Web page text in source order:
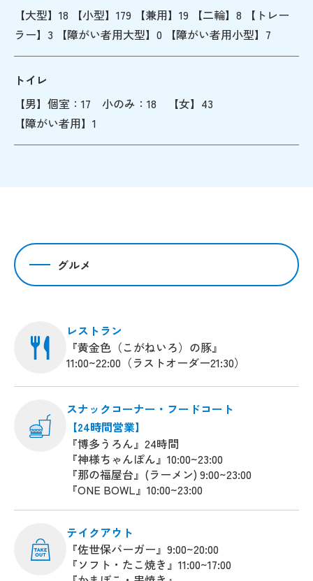
【大型】18 【小型】179 【兼用】19 【二輪】8 【トレー
ラー】3 【障がい者用大型】0 【障がい者用小型】7
トイレ
【男】個室：17 小のみ：18 【女】43
【障がい者用】1
グルメ
レストラン
『黄金色（こがねいろ）の豚』
11:00~22:00（ラストオーダー21:30）
スナックコーナー・フードコート
【24時間営業】
『博多うろん』24時間
『神様ちゃんぽん』10:00~23:00
『那の福屋台』(ラーメン) 9:00~23:00
『ONE BOWL』10:00~23:00
テイクアウト
『佐世保バーガー』9:00~20:00
『ソフト・たこ焼き』11:00~17:00